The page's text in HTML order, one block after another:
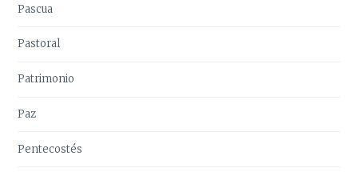
Pascua
Pastoral
Patrimonio
Paz
Pentecostés